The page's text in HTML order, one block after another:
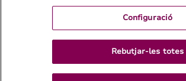
Configuració
Rebutjar-les totes